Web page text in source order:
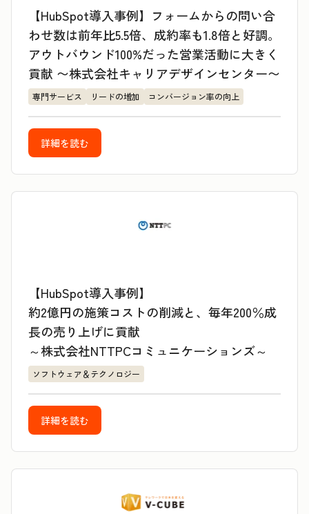
【HubSpot導入事例】フォームからの問い合
わせ数は前年比5.5倍、成約率も1.8倍と好調。
アウトバウンド100%だった営業活動に大きく
貢献 〜株式会社キャリアデザインセンター〜
専門サービス リードの増加 コンバージョン率の向上
詳細を読む
【HubSpot導入事例】
約2億円の施策コストの削減と、毎年200％成
長の売り上げに貢献
～株式会社NTTPCコミュニケーションズ～
ソフトウェア＆テクノロジー
詳細を読む